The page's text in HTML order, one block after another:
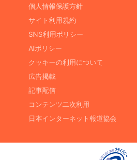
個人情報保護方針
サイト利用規約
SNS利用ポリシー
AIポリシー
クッキーの利用について
広告掲載
記事配信
コンテンツ二次利用
日本インターネット報道協会